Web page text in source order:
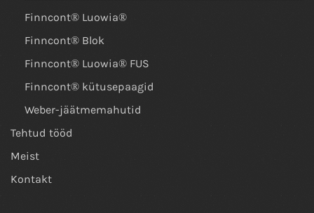
Finncont® Luowia®
Finncont® Blok
Finncont® Luowia® FUS
Finncont® kütusepaagid
Weber-jäätmemahutid
Tehtud tööd
Meist
Kontakt